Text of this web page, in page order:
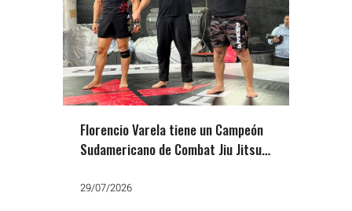
Florencio Varela tiene un Campeón
Sudamericano de Combat Jiu Jitsu:
29/07/2026